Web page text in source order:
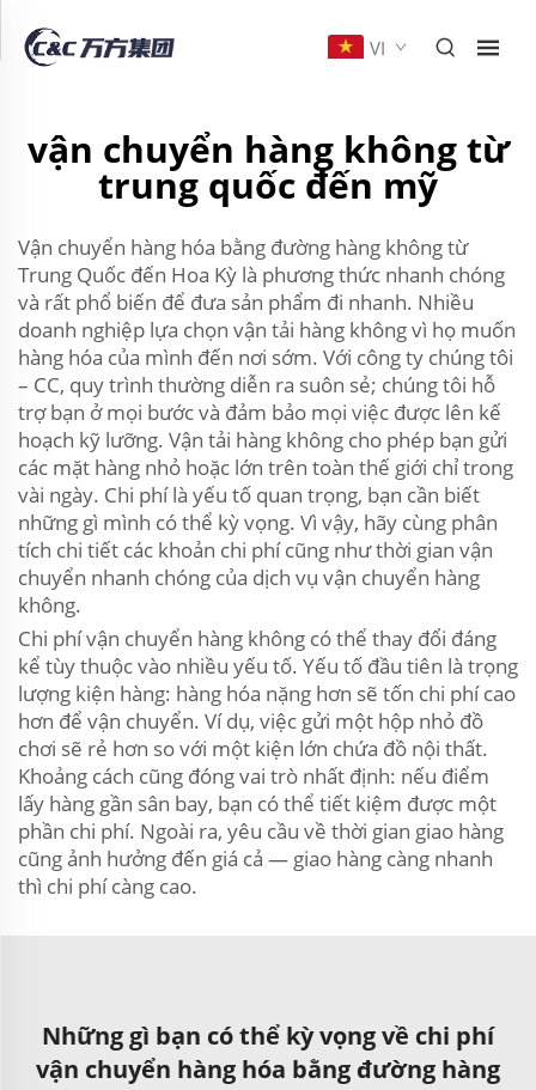
VI
vận chuyển hàng không từ
trung quốc đến mỹ
Vận chuyển hàng hóa bằng đường hàng không từ
Trung Quốc đến Hoa Kỳ là phương thức nhanh chóng
và rất phổ biến để đưa sản phẩm đi nhanh. Nhiều
doanh nghiệp lựa chọn vận tải hàng không vì họ muốn
hàng hóa của mình đến nơi sớm. Với công ty chúng tôi
– CC, quy trình thường diễn ra suôn sẻ; chúng tôi hỗ
trợ bạn ở mọi bước và đảm bảo mọi việc được lên kế
hoạch kỹ lưỡng. Vận tải hàng không cho phép bạn gửi
các mặt hàng nhỏ hoặc lớn trên toàn thế giới chỉ trong
vài ngày. Chi phí là yếu tố quan trọng, bạn cần biết
những gì mình có thể kỳ vọng. Vì vậy, hãy cùng phân
tích chi tiết các khoản chi phí cũng như thời gian vận
chuyển nhanh chóng của dịch vụ vận chuyển hàng
không.
Chi phí vận chuyển hàng không có thể thay đổi đáng
kể tùy thuộc vào nhiều yếu tố. Yếu tố đầu tiên là trọng
lượng kiện hàng: hàng hóa nặng hơn sẽ tốn chi phí cao
hơn để vận chuyển. Ví dụ, việc gửi một hộp nhỏ đồ
chơi sẽ rẻ hơn so với một kiện lớn chứa đồ nội thất.
Khoảng cách cũng đóng vai trò nhất định: nếu điểm
lấy hàng gần sân bay, bạn có thể tiết kiệm được một
phần chi phí. Ngoài ra, yêu cầu về thời gian giao hàng
cũng ảnh hưởng đến giá cả — giao hàng càng nhanh
thì chi phí càng cao.
Những gì bạn có thể kỳ vọng về chi phí
vận chuyển hàng hóa bằng đường hàng